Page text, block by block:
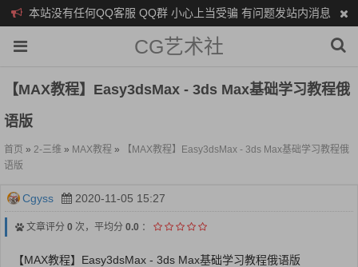
本站没有任何QQ客服 QQ群 小心上当受骗 有问题发站内消息
CG艺术社
【MAX教程】Easy3dsMax - 3ds Max基础学习教程俄
语版
首页 » 2-三维 » MAX教程 »
【MAX教程】Easy3dsMax - 3ds Max基础学习教程俄
语版
Cgyss 2020-11-05 15:27
文章评分 0 次，平均分 0.0 ：
【MAX教程】Easy3dsMax - 3ds Max基础学习教程俄语版